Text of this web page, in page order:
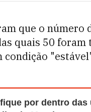
que o número
quais 50
condição
por dentro das